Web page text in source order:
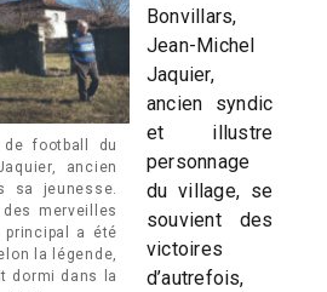
de football du
ancien
sa jeunesse.
merveilles
principal a été
la légende,
dormi dans la
Bonvillars,
Jean-Michel
Jaquier,
ancien syndic
et illustre
personnage
du village, se
souvient des
victoires
d’autrefois,